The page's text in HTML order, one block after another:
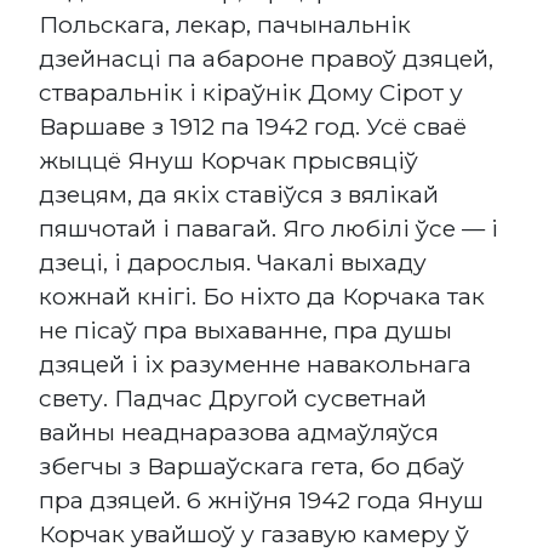
Польскага, лекар, пачынальнік
дзейнасці па абароне правоў дзяцей,
стваральнік і кіраўнік Дому Сірот у
Варшаве з 1912 па 1942 год. Усё сваё
жыццё Януш Корчак прысвяціў
дзецям, да якіх ставіўся з вялікай
пяшчотай і павагай. Яго любілі ўсе — і
дзеці, і дарослыя. Чакалі выхаду
кожнай кнігі. Бо ніхто да Корчака так
не пісаў пра выхаванне, пра душы
дзяцей і іх разуменне навакольнага
свету. Падчас Другой сусветнай
вайны неаднаразова адмаўляўся
збегчы з Варшаўскага гета, бо дбаў
пра дзяцей. 6 жніўня 1942 года Януш
Корчак увайшоў у газавую камеру ў